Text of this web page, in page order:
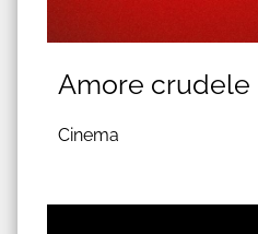
Amore crudele
Cinema